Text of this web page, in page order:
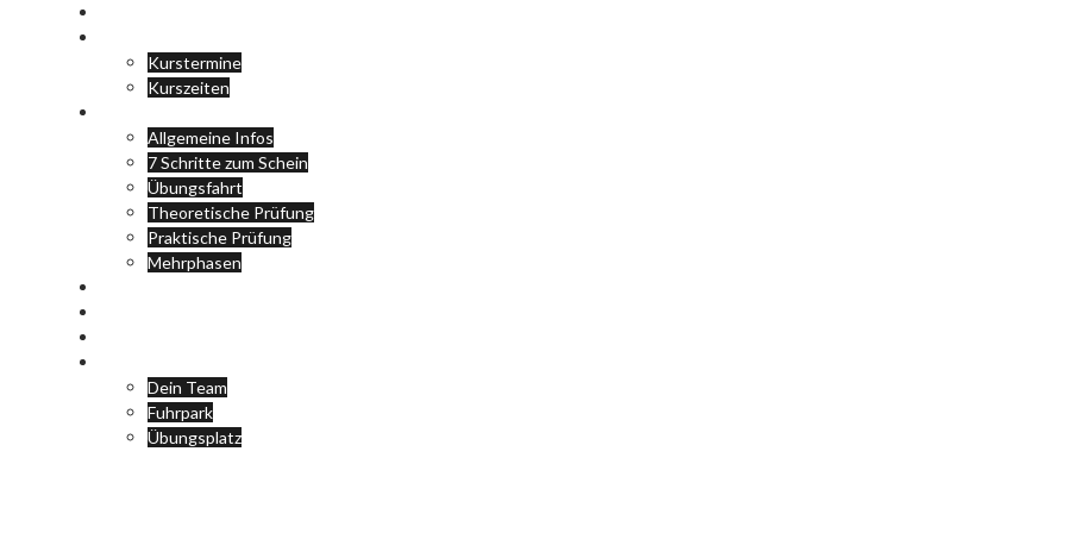
Kurstermine
Kurszeiten
Allgemeine Infos
7 Schritte zum Schein
Übungsfahrt
Theoretische Prüfung
Praktische Prüfung
Mehrphasen
Dein Team
Fuhrpark
Übungsplatz